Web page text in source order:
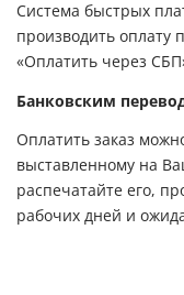
Система быстрых
производить оплату
«Оплатить через
Банковским
Оплатить заказ
выставленному на
распечатайте его,
рабочих дней и